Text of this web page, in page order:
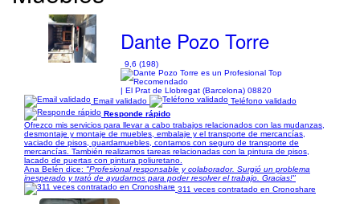
Dante Pozo Torre
9,6 (198)
| El Prat de Llobregat (Barcelona) 08820
Email validado
Teléfono validado
Responde rápido
Ofrezco mis servicios para llevar a cabo trabajos relacionados con las mudanzas,
desmontaje y montaje de muebles, embalaje y el transporte de mercancías,
vaciado de pisos, guardamuebles, contamos con seguro de transporte de
mercancías. También realizamos tareas relacionadas con la pintura de pisos,
lacado de puertas con pintura poliuretano.
Ana Belén dice: "Profesional responsable y colaborador. Surgió un problema
inesperado y trató de ayudarnos para poder resolver el trabajo. Gracias!"
311 veces contratado en Cronoshare